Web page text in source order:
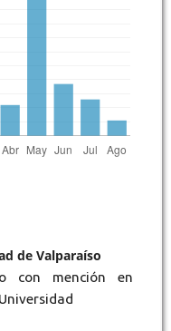
de Valparaíso
con mención en